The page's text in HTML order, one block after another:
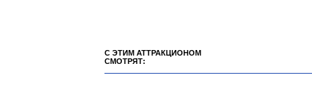
С ЭТИМ АТТРАКЦИОНОМ
СМОТРЯТ: